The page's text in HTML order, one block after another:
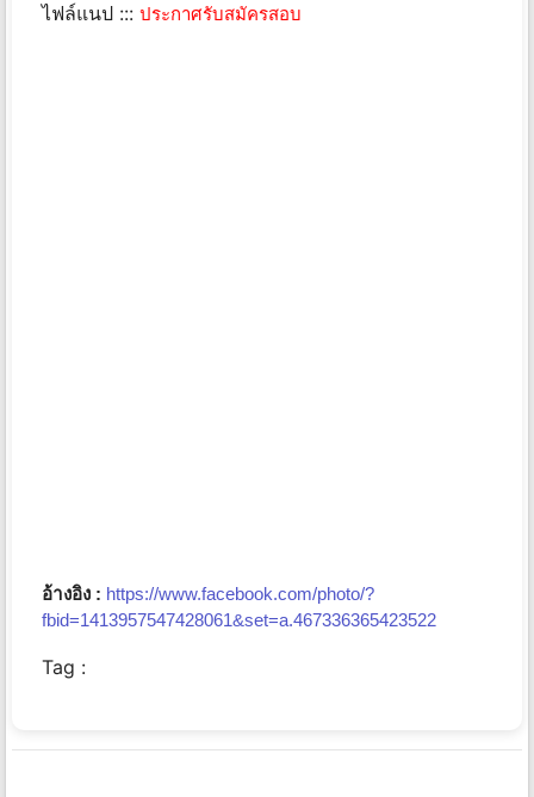
ไฟล์แนป ::: ประกาศรับสมัครสอบ
อ้างอิง : https://www.facebook.com/photo/?
fbid=1413957547428061&set=a.467336365423522
Tag :